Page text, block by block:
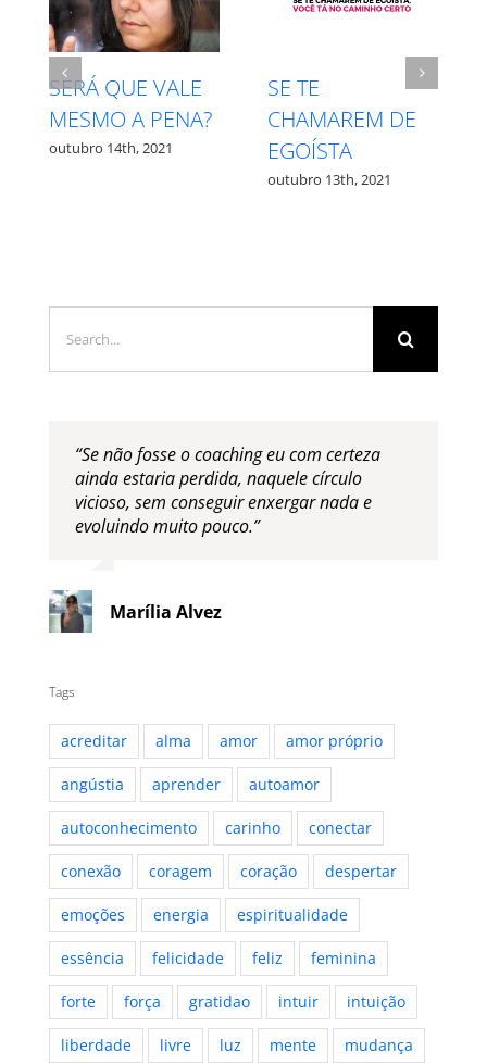
INTUIÇÃO X
MEDO – QUAL É
QUAL?
RESPEITE SEU
PROCESSO
outubro 27th, 2021
Search
for:
“Se não fosse o coaching eu com certeza
ainda estaria perdida, naquele círculo
vicioso, sem conseguir enxergar nada e
evoluindo muito pouco.”
Marília Alvez
Tags
acreditar alma amor amor próprio
angústia aprender autoamor
autoconhecimento carinho conectar
conexão coragem coração despertar
emoções energia espiritualidade
essência felicidade feliz feminina
forte força gratidao intuir intuição
liberdade livre luz mente mudança